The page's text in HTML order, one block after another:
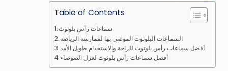
Table of Contents
سماعات رأس بلوتوث
السماعات البلوتوث الموصى بها لممارسة الرياضة
أفضل سماعات رأس بلوتوث للراحة والاستخدام طويل الأمد
أفضل سماعات رأس بلوتوث لعزل الضوضاء